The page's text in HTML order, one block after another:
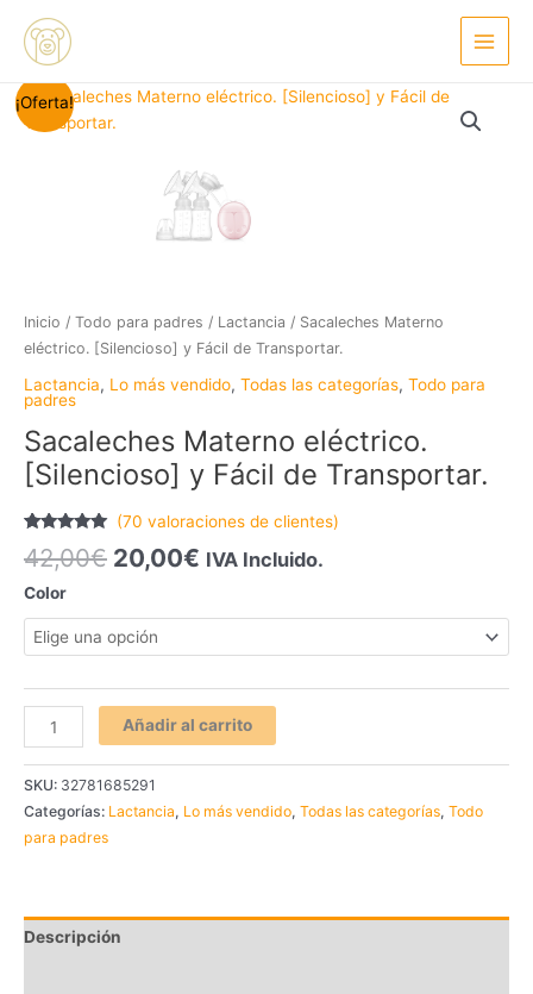
contenido
Main
Menu
¡Oferta!
Inicio / Todo para padres / Lactancia / Sacaleches Materno
eléctrico. [Silencioso] y Fácil de Transportar.
Lactancia, Lo más vendido, Todas las categorías, Todo para
padres
Sacaleches Materno eléctrico.
[Silencioso] y Fácil de Transportar.
Valorado
con4.87de
5 en base a
70
valoraciones
(70 valoraciones de clientes)
42,00€
El
precio
42,00€.
20,00€
El
es:
20,00€.
IVA Incluido.
Color
Sacaleches
Materno
Añadir al carrito
SKU: 32781685291
Categorías: Lactancia, Lo más vendido, Todas las categorías, Todo
para padres
Descripción